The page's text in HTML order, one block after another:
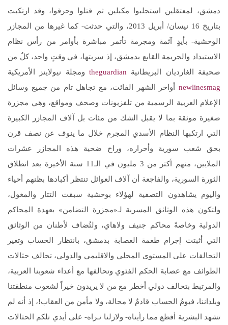
دمشق، لمعتقلين استجلبوا مكبلين ثم قتلوا وحرقوا، وقد ارتكبت
بتاريخ 16 نيسان/ أبريل 2013، والتي حدثت- كما غيرها من المجازر
الوحشية- بأيدٍ آثمة ومجرمة تأتمر مباشرة بأوامر من رأس نظام
الاستبداد والجريمة القابع بدمشق، إذ سربتها، في وقتٍ واحد، كلٌ من
صحيفة الغارديان البريطانية theguardian ومجلة نيولاينز الأمريكية
newlinesmag أواخر الشهر الفائت، مع تجاهل تام من جميع وسائل
الإعلام العربية الرسمية من تلفزيونات وصحف ومواقع، وهي مجزرة
صغيرة موثقة بما لا يقبل الشك من مئات بل آلاف المجازر الكبيرة
التي ارتكبها النظام الأسدي المجرم خلال ما ينوف عن نصف قرن
بحق شعب سورية وأحراره، وراح ضحية هذه المجازر عشرات
الملايين، منهم أكثر من 3 مليون في الـ11 سنة الأخيرة بعد انطلاق
الثورة السورية، والفاجعة أن آلاف العوائل تنتظر أكبادها بظنهم أحياء
واليوم يشاهدون التصفية لهؤلاء بوحشية سبقت التتار والمغول،
ولتكون هذه الوثائق المسربة لـ«مجزرة التضامن» بعهدة المحاكم
الدولية وخاصةً محاكم جنيف ولاهاي، ولتُضاف لأطنان من الوثائق
التي أثبتت إجرام طغمة العصابة بدمشق، بانتظار الحساب وتغير
التحالفات على المستوى المحلي والاقليمي والدولي، تحالف حثالات
الطوائف مع عصابة الحكم الفئوي وتحالفها مع أعداء شعوبنا العربية،
والمرتبط بتحالف دولي أخطر مع من لا يريدون خيراً لشعوب منطقتنا
وبلداننا، فيومُ الحساب قادمٌ لا محالة، ولا مأمن من العقاب!، إذ أنه لم
تشهد البشرية أفظع مما رأيناه- ولازلنا نـراه- على أيدي تلكم الحثالات